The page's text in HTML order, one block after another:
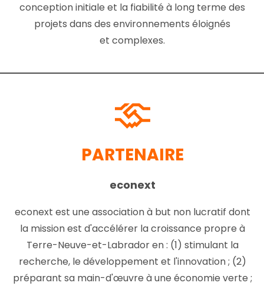
conception initiale et la fiabilité à long terme des
projets dans des environnements éloignés
et complexes.
PARTENAIRE
econext
econext est une association à but non lucratif dont
la mission est d'accélérer la croissance propre à
Terre-Neuve-et-Labrador en : (1) stimulant la
recherche, le développement et l'innovation ; (2)
préparant sa main-d'œuvre à une économie verte ;